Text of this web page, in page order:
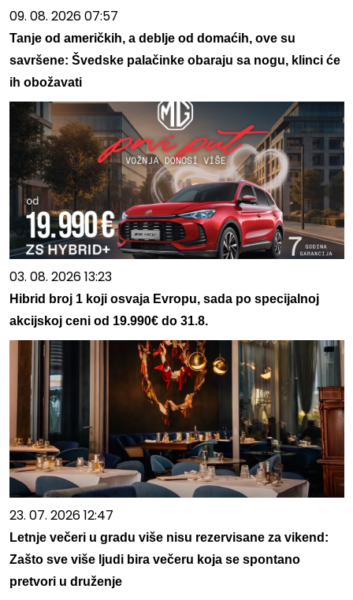
09. 08. 2026 07:57
Tanje od američkih, a deblje od domaćih, ove su
savršene: Švedske palačinke obaraju sa nogu, klinci će
ih obožavati
03. 08. 2026 13:23
Hibrid broj 1 koji osvaja Evropu, sada po specijalnoj
akcijskoj ceni od 19.990€ do 31.8.
23. 07. 2026 12:47
Letnje večeri u gradu više nisu rezervisane za vikend:
Zašto sve više ljudi bira večeru koja se spontano
pretvori u druženje